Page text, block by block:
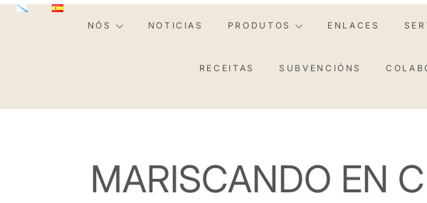
NÓS NOTICIAS PRODUTOS ENLACES
RECEITAS SUBVENCIÓNS
MARISCANDO EN